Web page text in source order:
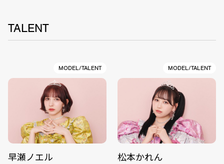
TALENT
MODEL/TALENT
早瀬ノエル
MODEL/TALENT
松本かれん